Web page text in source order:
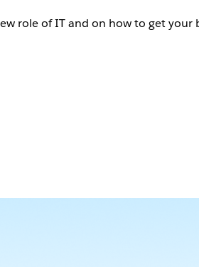
role of IT and on how to get your